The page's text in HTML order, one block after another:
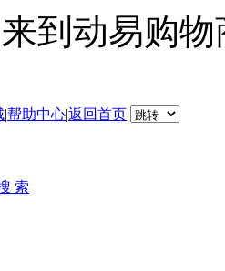
到动易购
|帮助中心|返回首页
索